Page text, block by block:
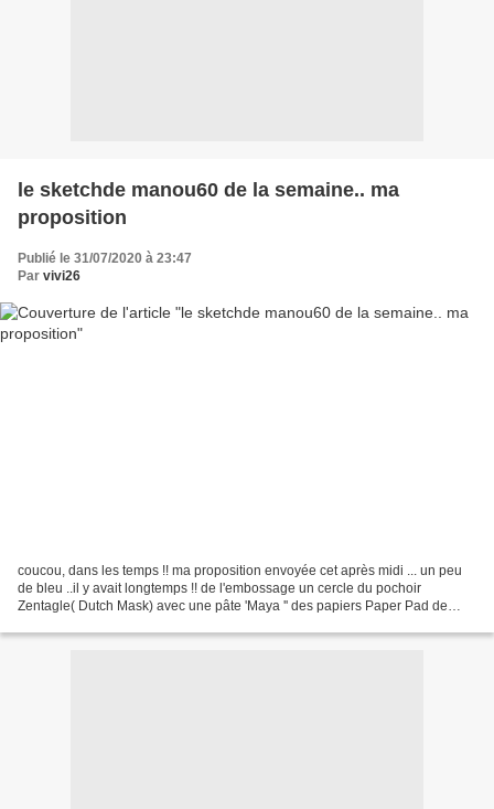
le sketchde manou60 de la semaine.. ma
proposition
Publié le 31/07/2020 à 23:47
Par vivi26
coucou, dans les temps !! ma proposition envoyée cet après midi ... un peu
de bleu ..il y avait longtemps !! de l'embossage un cercle du pochoir
Zentagle( Dutch Mask) avec une pâte 'Maya '' des papiers Paper Pad de